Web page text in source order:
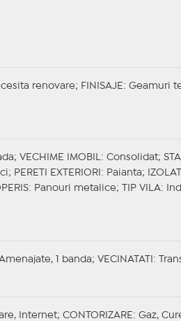
renovare; FINISAJE : Geamuri
VECHIME IMOBIL : Consolidat;
PERETI EXTERIORI : Paianta;
: Panouri metalice; TIP VILA:
1 banda; VECINATATI :
Internet; CONTORIZARE : Gaz,